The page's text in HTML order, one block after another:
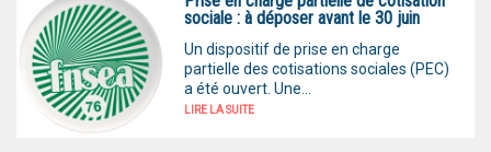
sociale : à déposer avant le 30 juin
Un dispositif de prise en charge
partielle des cotisations sociales (PEC)
a été ouvert. Une...
LIRE LA SUITE